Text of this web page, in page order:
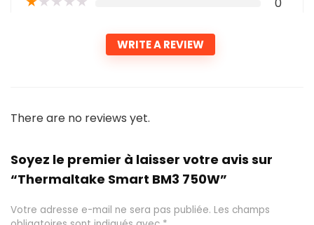
WRITE A REVIEW
There are no reviews yet.
Soyez le premier à laisser votre avis sur
“Thermaltake Smart BM3 750W”
Votre adresse e-mail ne sera pas publiée. Les champs